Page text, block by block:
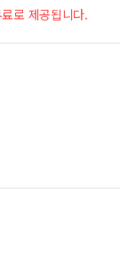
로 제공됩니다.